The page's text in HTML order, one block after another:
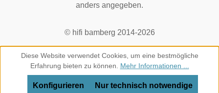
anders angegeben.
© hifi bamberg 2014-2026
Diese Website verwendet Cookies, um eine bestmögliche
Erfahrung bieten zu können. Mehr Informationen ...
Nur technisch notwendige
Konfigurieren